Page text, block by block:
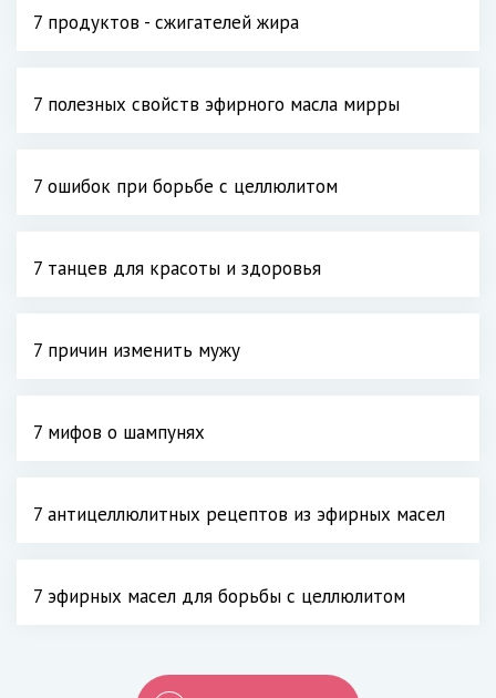
7 продуктов - сжигателей жира
7 полезных свойств эфирного масла мирры
7 ошибок при борьбе с целлюлитом
7 танцев для красоты и здоровья
7 причин изменить мужу
7 мифов о шампунях
7 антицеллюлитных рецептов из эфирных масел
7 эфирных масел для борьбы с целлюлитом